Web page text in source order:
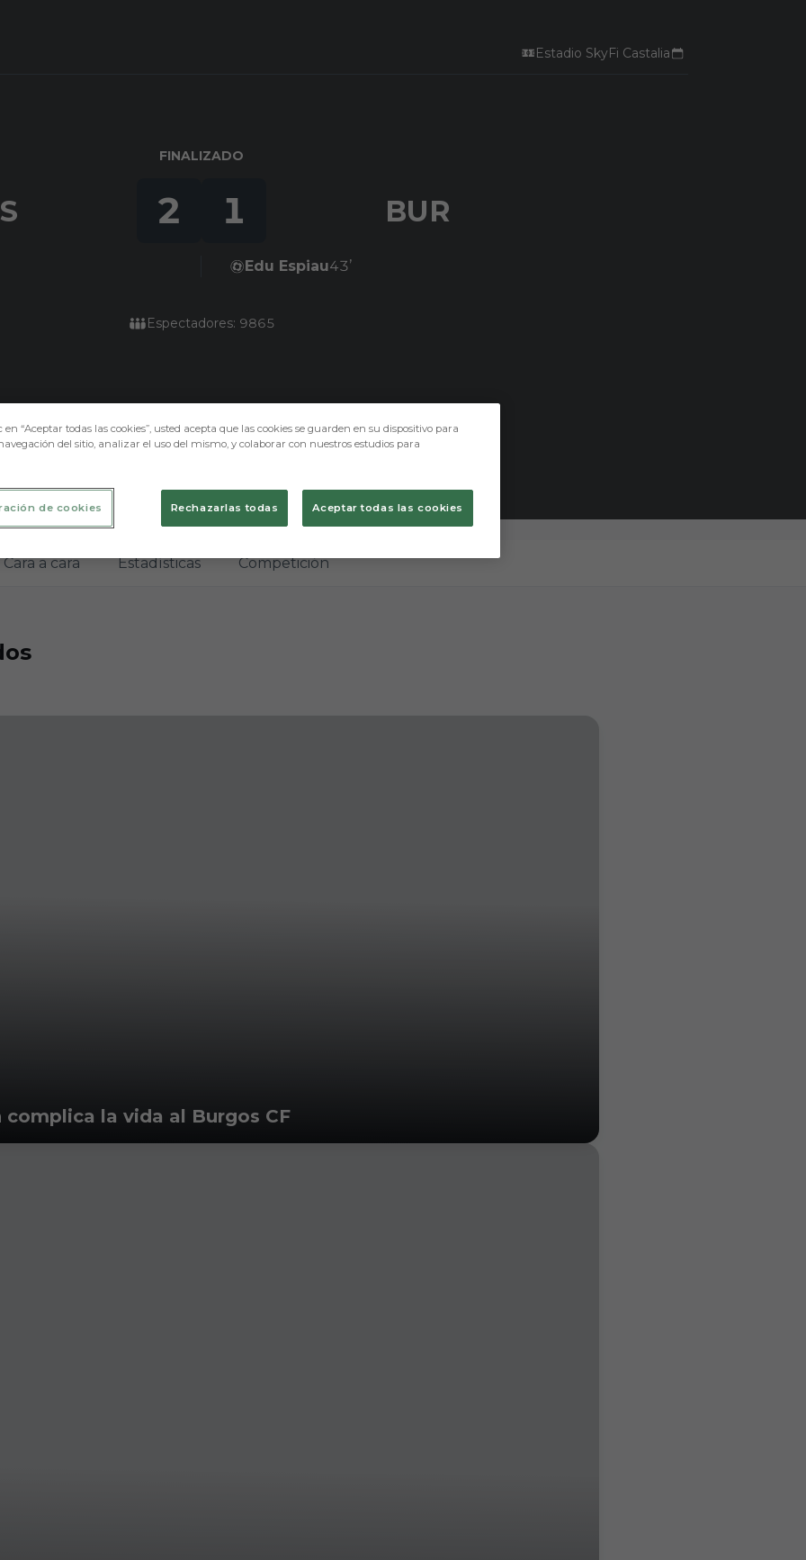
Estadio SkyFi Castalia
FINALIZADO
2 1 BUR
43’
Edu Espiau
Espectadores: 9865
Cara a cara Estadísticas Competición
complica la vida al Burgos CF
“Aceptar todas las cookies”, usted acepta que las cookies se guarden en su dispositivo para
del sitio, analizar el uso del mismo, y colaborar con nuestros estudios para
Rechazarlas todas Aceptar todas las cookies
de cookies